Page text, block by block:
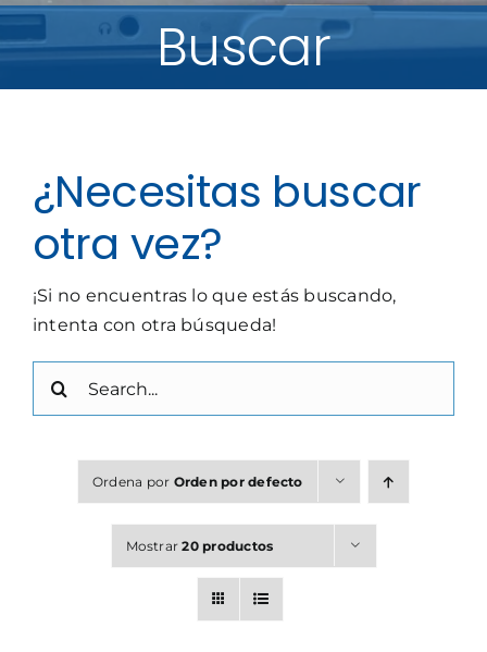
Buscar
¿Necesitas buscar
otra vez?
¡Si no encuentras lo que estás buscando,
intenta con otra búsqueda!
Ordena por Orden por defecto
Mostrar20 productos